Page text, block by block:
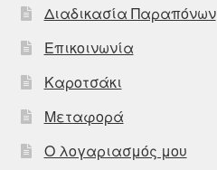
Διαδικασία Παραπόνων
Επικοινωνία
Καροτσάκι
Μεταφορά
Ο λογαριασμός μου